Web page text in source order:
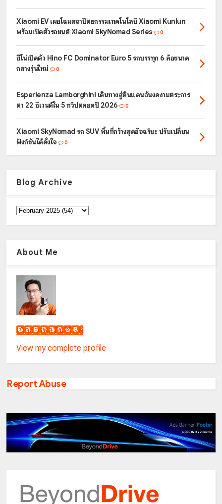
Xiaomi EV เผยโฉมสถาปัตยกรรมเทคโนโลยี Xiaomi Kunlun
พร้อมเปิดตัวรถยนต์ Xiaomi SkyNomad Series
0
ฮีโน่เปิดตัว Hino FC Dominator Euro 5 รถบรรทุก 6 ล้อขนาด
กลางรุ่นใหม่
0
Esperienza Lamborghini เดินทางสู่ดินแดนอันงดงามตระการ
ตา 22 อีเวนต์ใน 5 ทวีปตลอดปี 2026
0
Xiaomi SkyNomad รถ SUV พื้นที่กว้างสุดอัจฉริยะ ปรับเปลี่ยน
ฟังก์ชันได้ดั่งใจ
0
Blog Archive
About Me
เน็กซ์ วรพล ลิ่มศิริวงศ์
View my complete profile
Report Abuse